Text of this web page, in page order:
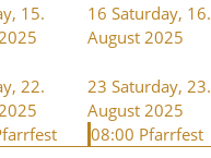
15.
16 Saturday, 16.
August 2025
22.
23 Saturday, 23.
August 2025
08:00 Pfarrfest